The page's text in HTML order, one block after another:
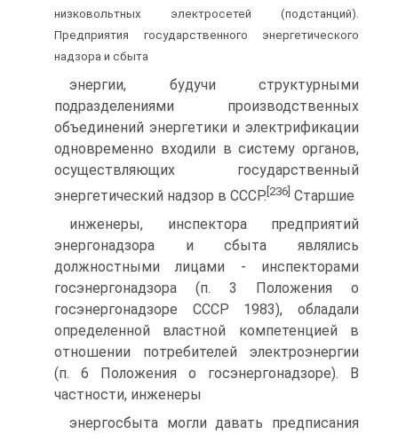
низковольтных электросетей (подстанций).
Предприятия государственного энергетического
надзора и сбыта
энергии, будучи структурными
подразделениями производственных
объединений энергетики и электрификации
одновременно входили в систему органов,
осуществляющих государственный
энергетический надзор в СССР. [236] Старшие
инженеры, инспектора предприятий
энергонадзора и сбыта являлись
должностными лицами - инспекторами
госэнергонадзора (п. 3 Положения о
госэнергонадзоре СССР 1983), обладали
определенной властной компетенцией в
отношении потребителей электроэнергии
(п. 6 Положения о госэнергонадзоре). В
частности, инженеры
энергосбыта могли давать предписания